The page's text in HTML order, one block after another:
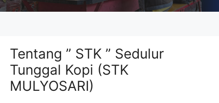
Tentang ” STK ” Sedulur
Tunggal Kopi (STK
MULYOSARI)